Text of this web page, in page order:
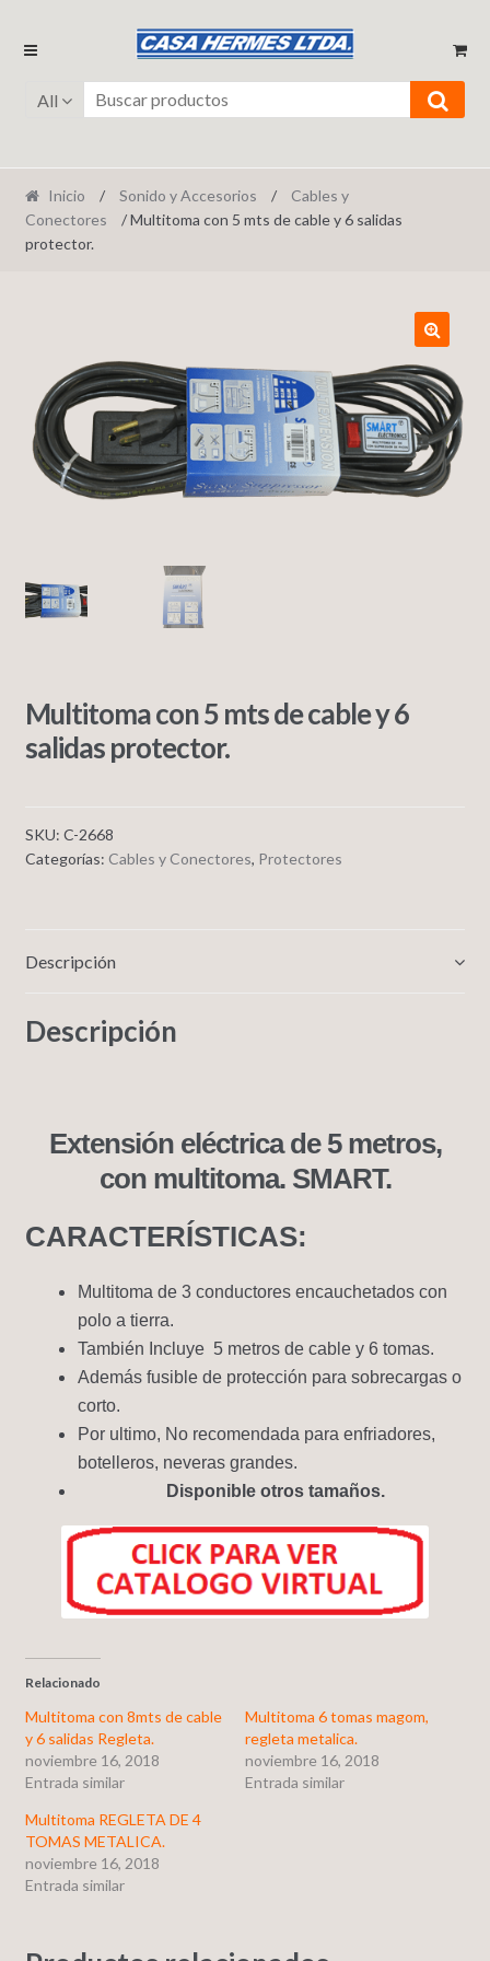
Ir
navegación
Ir
contenido
All
Inicio / Sonido y Accesorios /
Cables y
Conectores
/ Multitoma con 5 mts de cable y 6 salidas
protector.
Multitoma con 5 mts de cable y 6
salidas protector.
SKU: C-2668
Categorías: Cables y Conectores, Protectores
Descripción
Descripción
Extensión eléctrica de 5 metros,
con multitoma. SMART.
CARACTERÍSTICAS:
Multitoma de 3 conductores encauchetados con
polo a tierra.
También Incluye 5 metros de cable y 6 tomas.
Además fusible de protección para sobrecargas o
corto.
Por ultimo, No recomendada para enfriadores,
botelleros, neveras grandes.
Disponible otros tamaños.
Relacionado
Multitoma con 8mts de cable
y 6 salidas Regleta.
noviembre 16, 2018
Entrada similar
Multitoma 6 tomas magom,
regleta metalica.
noviembre 16, 2018
Entrada similar
Multitoma REGLETA DE 4
TOMAS METALICA.
noviembre 16, 2018
Entrada similar